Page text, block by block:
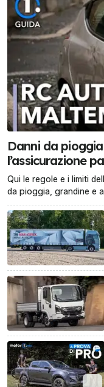
Danni da
l’assicurazione
Qui le regole e i limiti
da pioggia, grandine e